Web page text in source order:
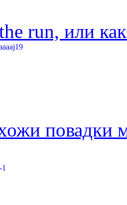
run, или
повадки